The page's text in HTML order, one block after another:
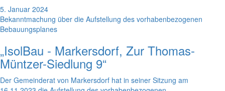
5. Januar 2024
Bekanntmachung über die Aufstellung des vorhabenbezogenen
Bebauungsplanes
„IsolBau - Markersdorf, Zur Thomas-
Müntzer-Siedlung 9“
Der Gemeinderat von Markersdorf hat in seiner Sitzung am